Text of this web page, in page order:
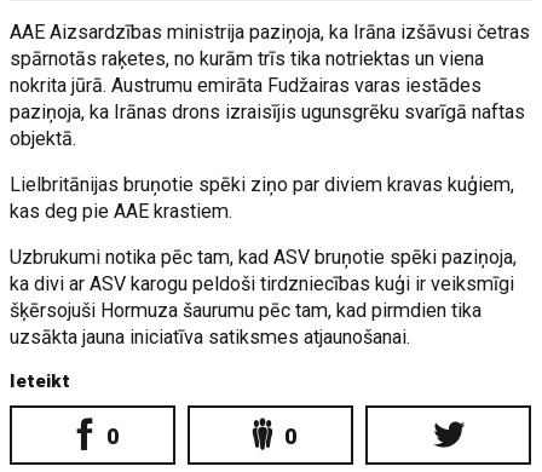
AAE Aizsardzības ministrija paziņoja, ka Irāna izšāvusi četras
spārnotās raķetes, no kurām trīs tika notriektas un viena
nokrita jūrā. Austrumu emirāta Fudžairas varas iestādes
paziņoja, ka Irānas drons izraisījis ugunsgrēku svarīgā naftas
objektā.
Lielbritānijas bruņotie spēki ziņo par diviem kravas kuģiem,
kas deg pie AAE krastiem.
Uzbrukumi notika pēc tam, kad ASV bruņotie spēki paziņoja,
ka divi ar ASV karogu peldoši tirdzniecības kuģi ir veiksmīgi
šķērsojuši Hormuza šaurumu pēc tam, kad pirmdien tika
uzsākta jauna iniciatīva satiksmes atjaunošanai.
Ieteikt
0 0